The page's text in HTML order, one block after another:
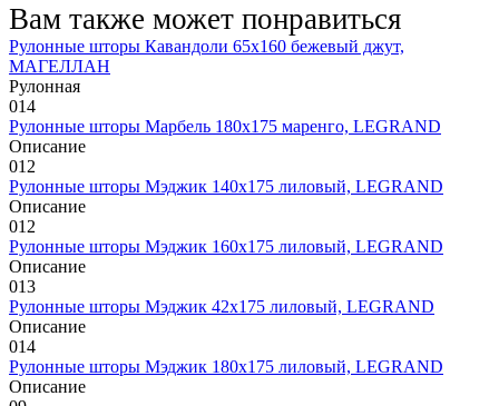
Вам также может понравиться
Рулонные шторы Кавандоли 65х160 бежевый джут,
МАГЕЛЛАН
Рулонная
014
Рулонные шторы Марбель 180х175 маренго, LEGRAND
Описание
012
Рулонные шторы Мэджик 140х175 лиловый, LEGRAND
Описание
012
Рулонные шторы Мэджик 160х175 лиловый, LEGRAND
Описание
013
Рулонные шторы Мэджик 42х175 лиловый, LEGRAND
Описание
014
Рулонные шторы Мэджик 180х175 лиловый, LEGRAND
Описание